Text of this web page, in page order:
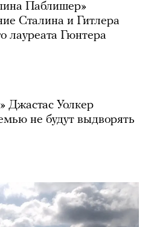
Паблишер»
Сталина и Гитлера
лауреата Гюнтера
Джастас Уолкер
не будут выдворять